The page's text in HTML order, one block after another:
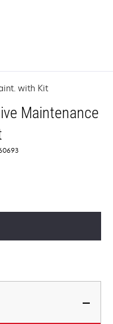
with Kit
Maintenance